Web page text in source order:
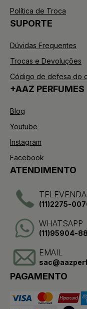
Política de Troca
SUPORTE
Dúvidas Frequentes
Trocas e Devoluções
Código de defesa do
+AAZ PERFUMES
Blog
Youtube
Instagram
Facebook
ATENDIMENTO
(11)2275-
WHATSAPP
(11)95904-
EMAIL
PAGAMENTO